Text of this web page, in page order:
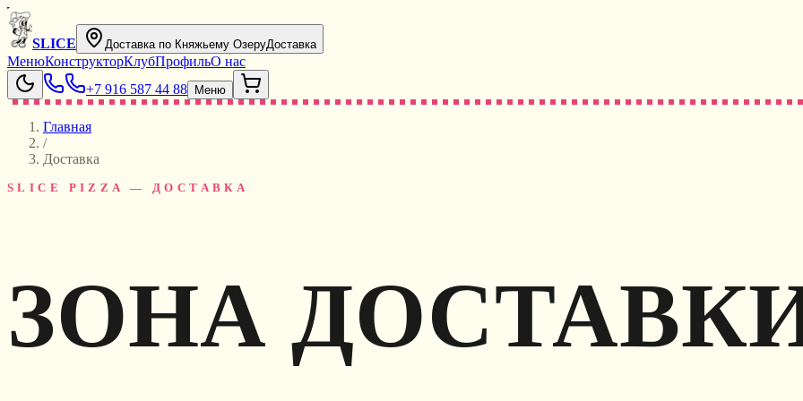
SLICE Доставка по Княжьему ОзеруДоставка
МенюКонструкторКлубПрофильО нас
+7 916 587 44 88
Меню
Главная
/
Доставка
SLICE PIZZA — ДОСТАВКА
ЗОНА